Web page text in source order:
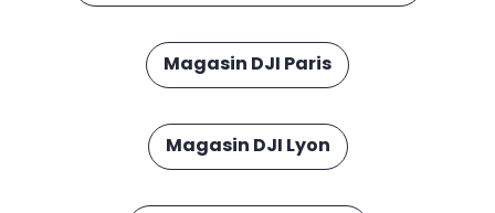
Magasin DJI Paris
Magasin DJI Lyon